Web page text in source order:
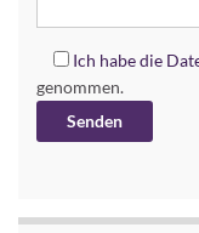
Ich habe die
genommen.